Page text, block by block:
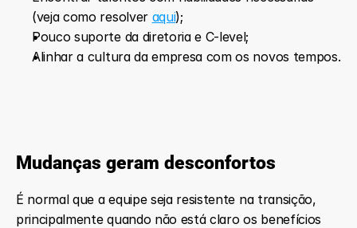
(veja como resolver aqui);
Pouco suporte da diretoria e C-level;
Alinhar a cultura da empresa com os novos tempos.
Mudanças geram desconfortos
É normal que a equipe seja resistente na transição,
principalmente quando não está claro os benefícios